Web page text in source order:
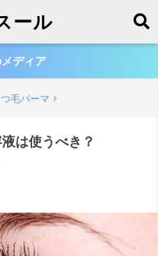
ール
ディア
毛パーマ
は使うべき？